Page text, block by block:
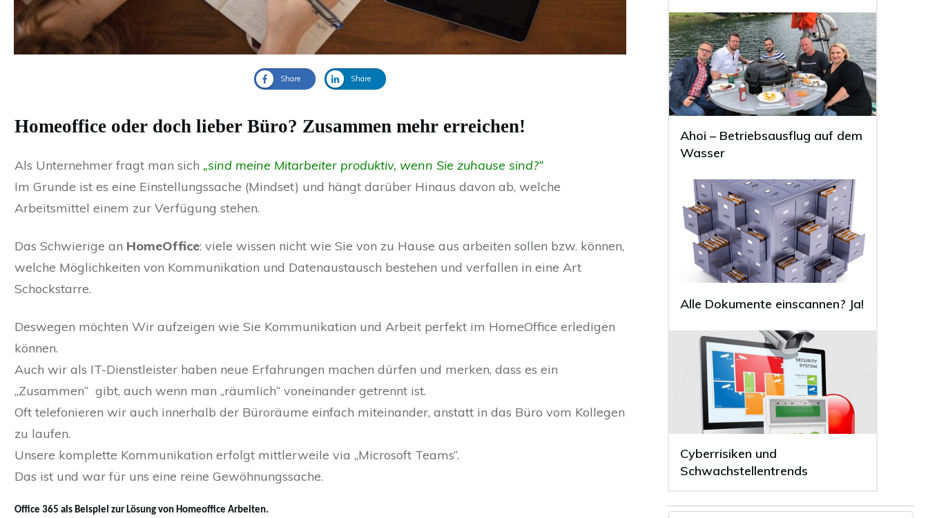
Share Share
Homeoffice oder doch lieber Büro? Zusammen mehr erreichen!
Als Unternehmer fragt man sich „sind meine Mitarbeiter produktiv, wenn Sie zuhause sind?“
Im Grunde ist es eine Einstellungssache (Mindset) und hängt darüber Hinaus davon ab, welche
Arbeitsmittel einem zur Verfügung stehen.
Das Schwierige an HomeOffice: viele wissen nicht wie Sie von zu Hause aus arbeiten sollen bzw. können,
welche Möglichkeiten von Kommunikation und Datenaustausch bestehen und verfallen in eine Art
Schockstarre.
Deswegen möchten Wir aufzeigen wie Sie Kommunikation und Arbeit perfekt im HomeOffice erledigen
können.
Auch wir als IT-Dienstleister haben neue Erfahrungen machen dürfen und merken, dass es ein
„Zusammen“ gibt, auch wenn man „räumlich“ voneinander getrennt ist.
Oft telefonieren wir auch innerhalb der Büroräume einfach miteinander, anstatt in das Büro vom Kollegen
zu laufen.
Unsere komplette Kommunikation erfolgt mittlerweile via „Microsoft Teams“.
Das ist und war für uns eine reine Gewöhnungssache.
Office 365 als Beispiel zur Lösung von Homeoffice Arbeiten.
Ahoi – Betriebsausflug auf dem
Wasser
Alle Dokumente einscannen? Ja!
Cyberrisiken und
Schwachstellentrends